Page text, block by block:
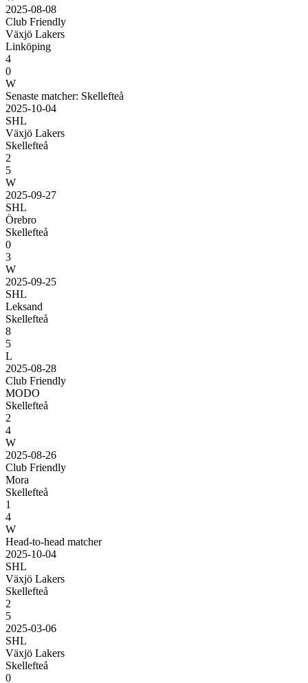
2025-08-08
Club Friendly
Växjö Lakers
Linköping
4
0
W
Senaste matcher: Skellefteå
2025-10-04
SHL
Växjö Lakers
Skellefteå
2
5
W
2025-09-27
SHL
Örebro
Skellefteå
0
3
W
2025-09-25
SHL
Leksand
Skellefteå
8
5
L
2025-08-28
Club Friendly
MODO
Skellefteå
2
4
W
2025-08-26
Club Friendly
Mora
Skellefteå
1
4
W
Head-to-head matcher
2025-10-04
SHL
Växjö Lakers
Skellefteå
2
5
2025-03-06
SHL
Växjö Lakers
Skellefteå
0